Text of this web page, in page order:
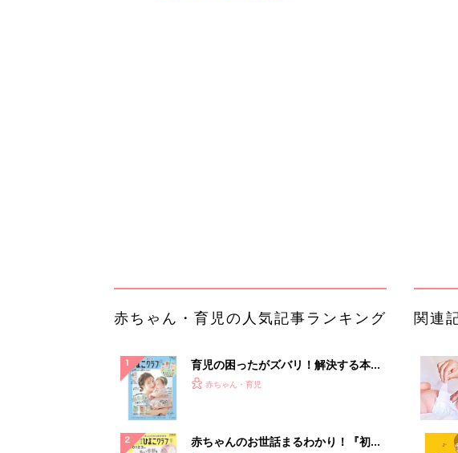
が見逃せない！
PR（Amazon）
ランキングをもっと見る